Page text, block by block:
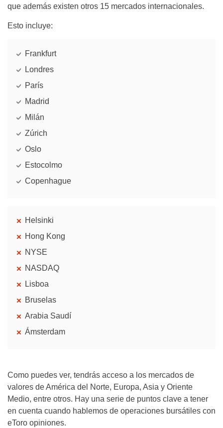
que además existen otros 15 mercados internacionales.
Esto incluye:
Frankfurt
Londres
París
Madrid
Milán
Zúrich
Oslo
Estocolmo
Copenhague
Helsinki
Hong Kong
NYSE
NASDAQ
Lisboa
Bruselas
Arabia Saudí
Ámsterdam
Como puedes ver, tendrás acceso a los mercados de
valores de América del Norte, Europa, Asia y Oriente
Medio, entre otros. Hay una serie de puntos clave a tener
en cuenta cuando hablemos de operaciones bursátiles con
eToro opiniones.